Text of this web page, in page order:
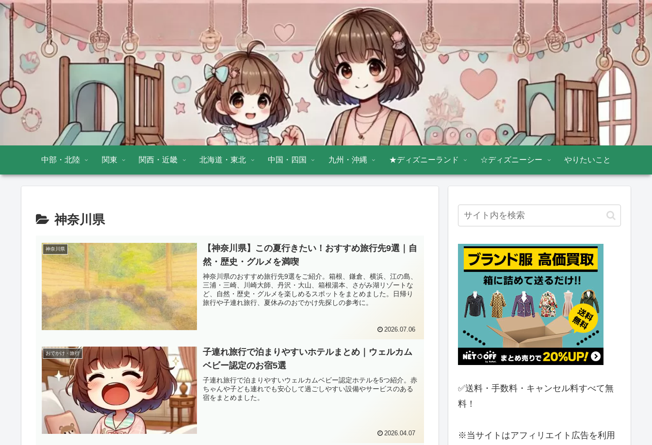
中部・北陸 関東 関西・近畿 北海道・東北 中国・四国 九州・沖縄 ★ディズニーランド ☆ディズニーシー やりたいこと
神奈川県
神奈川県
【神奈川県】この夏行きたい！おすすめ旅行先9選｜自
然・歴史・グルメを満喫
神奈川県のおすすめ旅行先9選をご紹介。箱根、鎌倉、横浜、江の島、
三浦・三崎、川崎大師、丹沢・大山、箱根湯本、さがみ湖リゾートな
ど、自然・歴史・グルメを楽しめるスポットをまとめました。日帰り
旅行や子連れ旅行、夏休みのおでかけ先探しの参考に。
2026.07.06
おでかけ・旅行
子連れ旅行で泊まりやすいホテルまとめ｜ウェルカム
ベビー認定のお宿5選
子連れ旅行で泊まりやすいウェルカムベビー認定ホテルを5つ紹介。赤
ちゃんや子ども連れでも安心して過ごしやすい設備やサービスのある
宿をまとめました。
2026.04.07
✅送料・手数料・キャンセル料すべて無
料！
※当サイトはアフィリエイト広告を利用